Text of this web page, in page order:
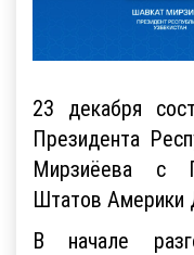
23 декабря
Президента
Мирзиёева с
Штатов Америки
В начале